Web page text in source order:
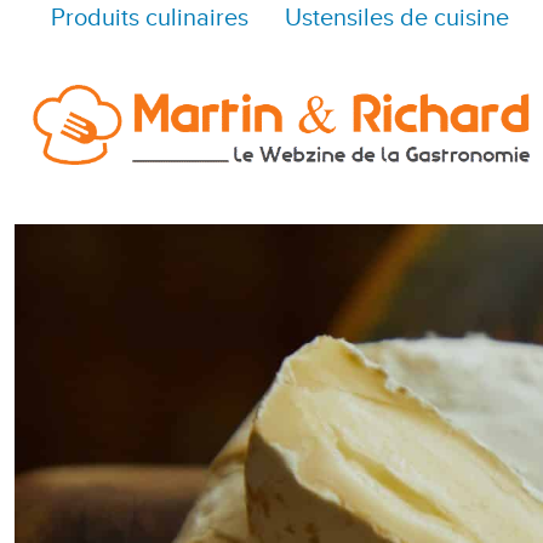
Produits culinaires Ustensiles de cuisine